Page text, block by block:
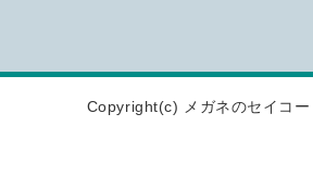
Copyright(c) メガネのセイコー